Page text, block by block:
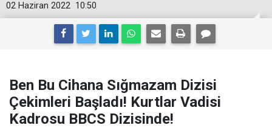
10:50
02 Haziran 2022
Ben Bu Cihana Sığmazam Dizisi
Çekimleri Başladı! Kurtlar Vadisi
Kadrosu BBCS Dizisinde!